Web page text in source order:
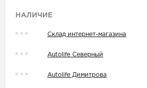
НАЛИЧИЕ
Склад интернет-магазина
Autolife Северный
Autolife Димитрова